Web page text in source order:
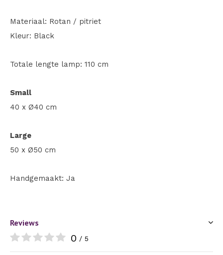
Materiaal: Rotan / pitriet
Kleur: Black
Totale lengte lamp: 110 cm
Small
40 x Ø40 cm
Large
50 x Ø50 cm
Handgemaakt: Ja
Reviews
0 / 5